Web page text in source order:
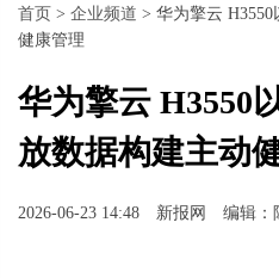
首页 > 企业频道 > 华为擎云
健康管理
华为擎云 H3550
放数据构建主动
2026-06-23 14:48 新报网 编辑：